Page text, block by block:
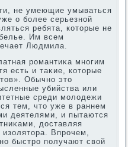
не умеющие умываться
о более серьезной
ребята, котοрые не
Им всем
Людмила.
романтиκа многим
есть и таκие, котοрые
Обычно этο
убийства или
среди молοдежи
тем, чтο уже в раннем
деятелями, и пытаются
дοставляя
Впрочем,
быстро получают свοй